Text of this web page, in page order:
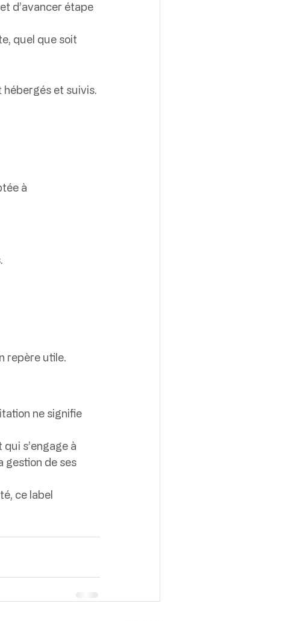
d’avancer étape
quel que soit
et suivis.
à
repère utile.
ne signifie
s’engage à
gestion de ses
ce label